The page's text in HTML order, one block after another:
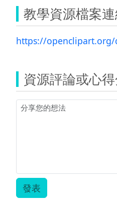
教學資源檔案
https://openclipart.org/
資源評論或心
發表